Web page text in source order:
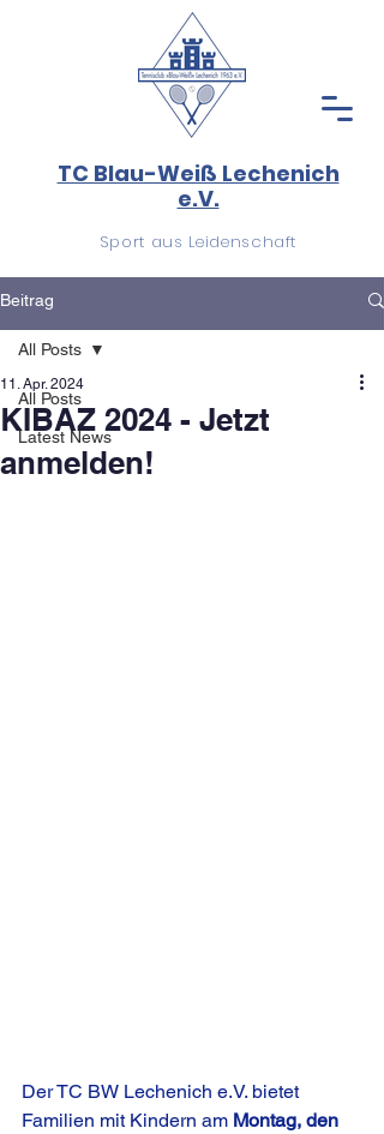
TC Blau-Weiß Lechenich
e.V.
Sport aus Leidenschaft
Beitrag
All Posts
Latest News
All Posts
KIBAZ 2024 - Jetzt
anmelden!
11. Apr. 2024
Der TC BW Lechenich e.V. bietet
Familien mit Kindern am Montag, den